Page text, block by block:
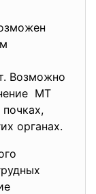
Возможно
МТ
органах.